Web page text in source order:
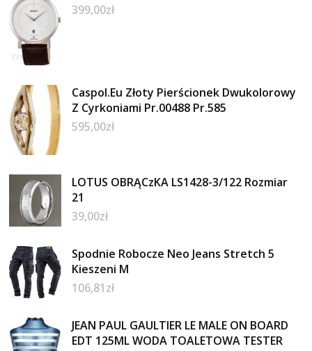
399,00zł
Caspol.Eu Złoty Pierścionek Dwukolorowy
Z Cyrkoniami Pr.00488 Pr.585
595,00zł
LOTUS OBRĄCzKA LS1428-3/122 Rozmiar
21
39,00zł
Spodnie Robocze Neo Jeans Stretch 5
Kieszeni M
106,81zł
JEAN PAUL GAULTIER LE MALE ON BOARD
EDT 125ML WODA TOALETOWA TESTER